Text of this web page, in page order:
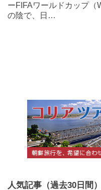
ーFIFAワールドカップ（
の陰で、日…
人気記事（過去30日間）